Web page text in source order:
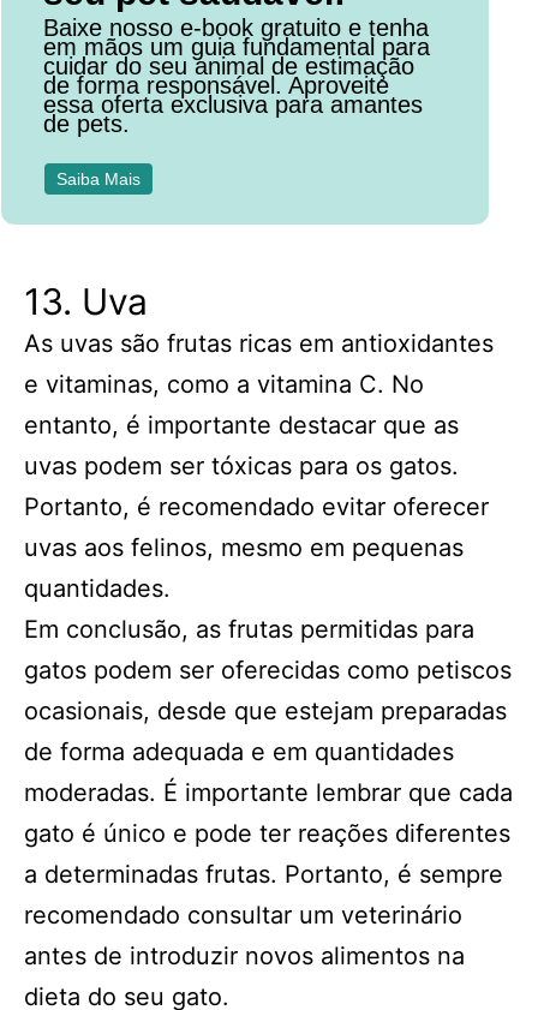
Baixe nosso e-book gratuito e tenha
em mãos um guia fundamental para
cuidar do seu animal de estimação
de forma responsável. Aproveite
essa oferta exclusiva para amantes
de pets.
Saiba Mais
13. Uva
As uvas são frutas ricas em antioxidantes
e vitaminas, como a vitamina C. No
entanto, é importante destacar que as
uvas podem ser tóxicas para os gatos.
Portanto, é recomendado evitar oferecer
uvas aos felinos, mesmo em pequenas
quantidades.
Em conclusão, as frutas permitidas para
gatos podem ser oferecidas como petiscos
ocasionais, desde que estejam preparadas
de forma adequada e em quantidades
moderadas. É importante lembrar que cada
gato é único e pode ter reações diferentes
a determinadas frutas. Portanto, é sempre
recomendado consultar um veterinário
antes de introduzir novos alimentos na
dieta do seu gato.